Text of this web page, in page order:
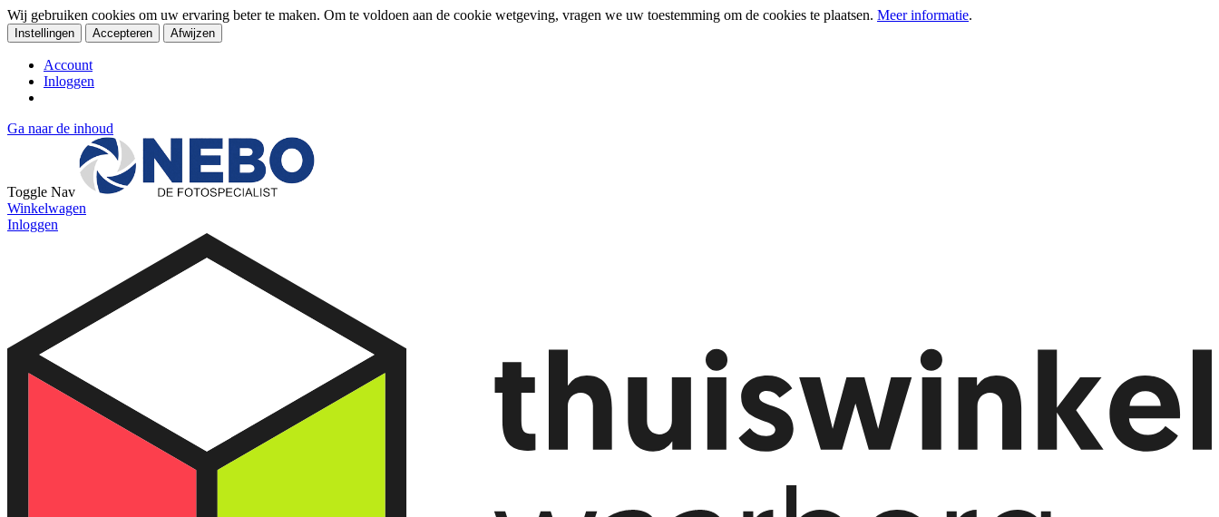
Wij gebruiken cookies om uw ervaring beter te maken. Om te voldoen aan de cookie wetgeving, vragen we uw toestemming om de cookies te plaatsen. Meer informatie.
Instellingen Accepteren Afwijzen
Account
Inloggen
Ga naar de inhoud
Toggle Nav
Winkelwagen
Inloggen